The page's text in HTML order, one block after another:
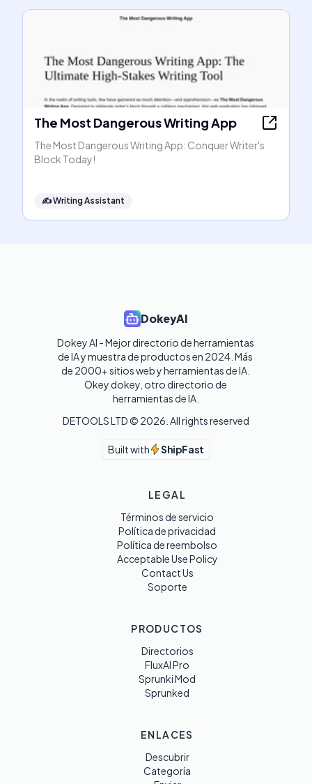
The Most Dangerous Writing App
The Most Dangerous Writing App: Conquer Writer's
Block Today!
✍️Writing Assistant
DokeyAI
Dokey AI - Mejor directorio de herramientas
de IA y muestra de productos en 2024. Más
de 2000+ sitios web y herramientas de IA.
Okey dokey, otro directorio de
herramientas de IA.
DETOOLS LTD © 2026 . All rights reserved
Built with ShipFast
LEGAL
Términos de servicio
Política de privacidad
Política de reembolso
Acceptable Use Policy
Contact Us
Soporte
PRODUCTOS
Directorios
FluxAI Pro
Sprunki Mod
Sprunked
ENLACES
Descubrir
Categoría